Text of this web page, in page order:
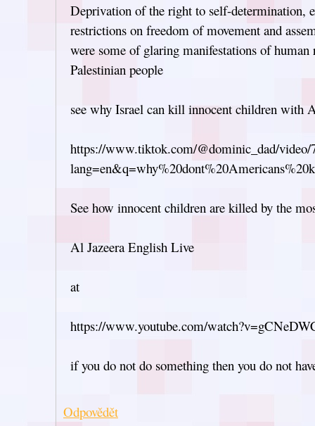
Deprivation of the right to self-determination,
restrictions on freedom of movement and
were some of glaring manifestations of
Palestinian people
see why Israel can kill innocent children with
https://www.tiktok.com/@dominic_dad/video/
See how innocent children are killed by the
Al Jazeera English Live
at
https://www.youtube.com/
if you do not do something then you do not
Odpovědět